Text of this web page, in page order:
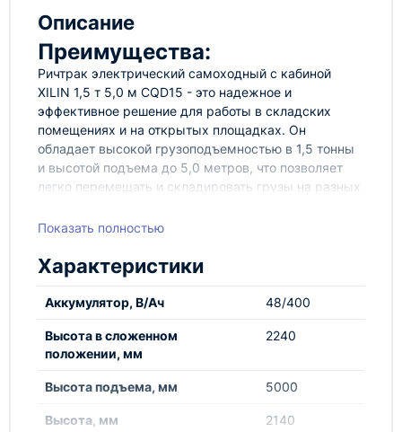
Описание
Преимущества:
Ричтрак электрический самоходный с кабиной
XILIN 1,5 т 5,0 м CQD15 - это надежное и
эффективное решение для работы в складских
помещениях и на открытых площадках. Он
обладает высокой грузоподъемностью в 1,5 тонны
и высотой подъема до 5,0 метров, что позволяет
легко перемещать и складировать грузы на разных
Ричтрак XILIN CQD15 оснащен комфортабельной
видимость и защиту от внешних факторов. Кабина
оператору легко и точно управлять ричтраком,
повышая производительность и безопасность
работы.
надежностью и долговечностью. Он оснащен
мощным электродвигателем, который
Показать полностью
Характеристики
Аккумулятор, В/Ач 48/400
Высота в сложенном
положении, мм
2240
Высота подъема, мм 5000
Высота, мм 2140